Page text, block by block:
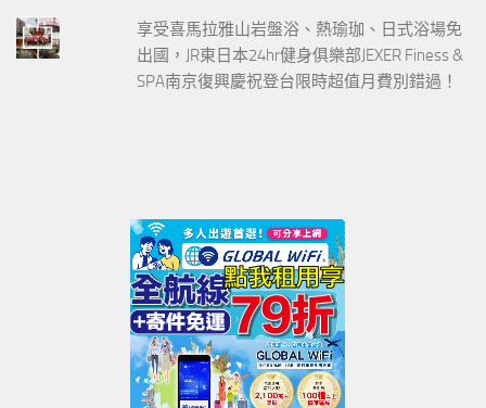
享受喜馬拉雅山岩盤浴、熱瑜珈、日式浴場免
出國，JR東日本24hr健身俱樂部JEXER Finess &
SPA南京復興慶祝登台限時超值月費別錯過！